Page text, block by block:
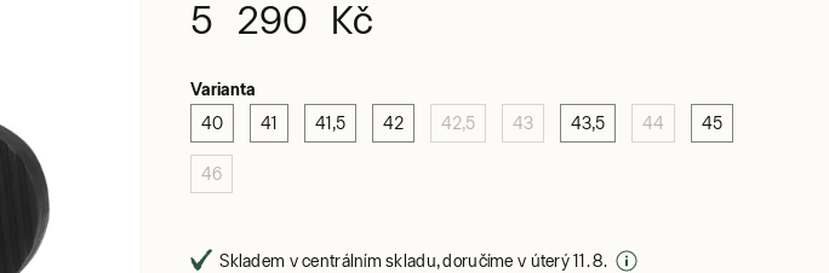
5 290 Kč
Varianta
40 41 41,5 42 42,5 43 43,5 44 45
46
Skladem v centrálním skladu, doručíme v úterý 11. 8.